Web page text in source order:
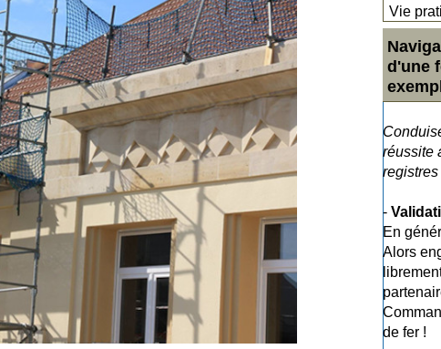
Vie
d'une
réussite
-
En
Alors
de fer !